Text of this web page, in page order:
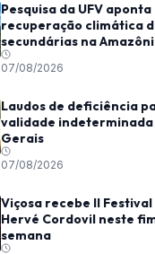
Pesquisa da UFV
recuperação climática
secundárias na
07/08/2026
Laudos de deficiência
validade indeterminada
Gerais
07/08/2026
Viçosa recebe II Festival
Hervé Cordovil neste
semana